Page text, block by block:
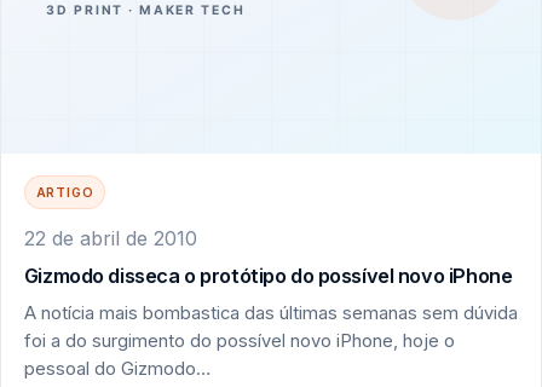
ARTIGO
22 de abril de 2010
Gizmodo disseca o protótipo do possível novo iPhone
A notícia mais bombastica das últimas semanas sem dúvida
foi a do surgimento do possível novo iPhone, hoje o
pessoal do Gizmodo…